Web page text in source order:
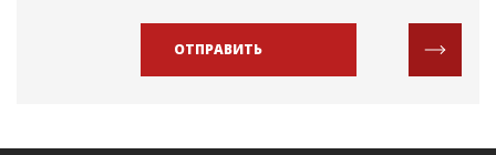
ОТПРАВИТЬ